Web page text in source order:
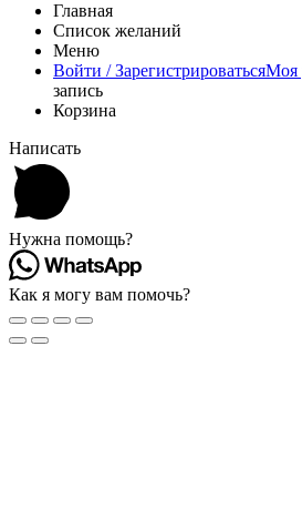
Главная
Список желаний
Меню
Войти / ЗарегистрироватьсяМоя
запись
Корзина
Написать
Нужна помощь?
Как я могу вам помочь?